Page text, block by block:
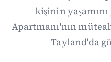
kişinin
Apartmanı'nın
Tayland'da